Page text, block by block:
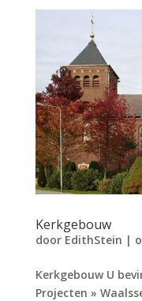
Kerkgebouw
door EdithStein |
Kerkgebouw U
Projecten »